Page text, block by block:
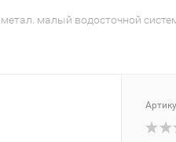
малый водосточной